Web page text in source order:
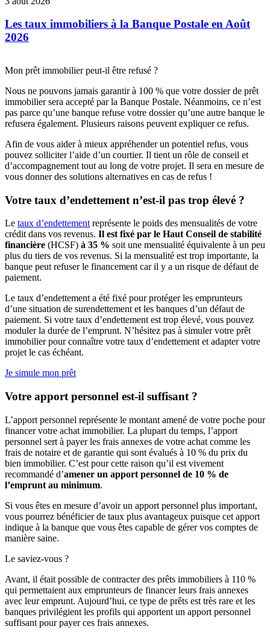
Les taux immobiliers à la Banque Postale en Août
2026
Mon prêt immobilier peut-il être refusé ?
Nous ne pouvons jamais garantir à 100 % que votre dossier de prêt
immobilier sera accepté par la Banque Postale. Néanmoins, ce n’est
pas parce qu’une banque refuse votre dossier qu’une autre banque le
refusera également. Plusieurs raisons peuvent expliquer ce refus.
Afin de vous aider à mieux appréhender un potentiel refus, vous
pouvez solliciter l’aide d’un courtier. Il tient un rôle de conseil et
d’accompagnement tout au long de votre projet. Il sera en mesure de
vous donner des solutions alternatives en cas de refus !
Votre taux d’endettement n’est-il pas trop élevé ?
Le taux d’endettement représente le poids des mensualités de votre
crédit dans vos revenus. Il est fixé par le Haut Conseil de stabilité
financière (HCSF) à 35 % soit une mensualité équivalente à un peu
plus du tiers de vos revenus. Si la mensualité est trop importante, la
banque peut refuser le financement car il y a un risque de défaut de
paiement.
Le taux d’endettement a été fixé pour protéger les emprunteurs
d’une situation de surendettement et les banques d’un défaut de
paiement. Si votre taux d’endettement est trop élevé, vous pouvez
moduler la durée de l’emprunt. N’hésitez pas à simuler votre prêt
immobilier pour connaître votre taux d’endettement et adapter votre
projet le cas échéant.
Je simule mon prêt
Votre apport personnel est-il suffisant ?
L’apport personnel représente le montant amené de votre poche pour
financer votre achat immobilier. La plupart du temps, l’apport
personnel sert à payer les frais annexes de votre achat comme les
frais de notaire et de garantie qui sont évalués à 10 % du prix du
bien immobilier. C’est pour cette raison qu’il est vivement
recommandé d’amener un apport personnel de 10 % de
l’emprunt au minimum.
Si vous êtes en mesure d’avoir un apport personnel plus important,
vous pourrez bénéficier de taux plus avantageux puisque cet apport
indique à la banque que vous êtes capable de gérer vos comptes de
manière saine.
Le saviez-vous ?
Avant, il était possible de contracter des prêts immobiliers à 110 %
qui permettaient aux emprunteurs de financer leurs frais annexes
avec leur emprunt. Aujourd’hui, ce type de prêts est très rare et les
banques privilégient les profils qui apportent un apport personnel
suffisant pour payer ces frais annexes.